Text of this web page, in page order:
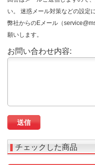
い。 迷惑メール対策などの設定
弊社からのEメール（
願いします。
お問い合わせ内容:
チェックした商品